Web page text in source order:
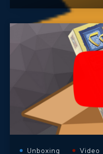
Unboxing Video